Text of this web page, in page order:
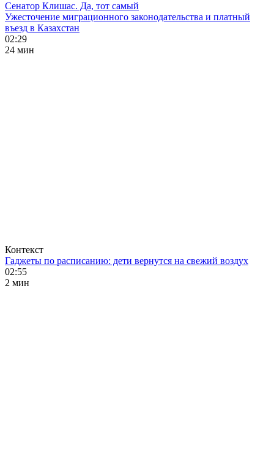
Сенатор Клишас. Да, тот самый
Ужесточение миграционного законодательства и платный
въезд в Казахстан
02:29
24 мин
Контекст
Гаджеты по расписанию: дети вернутся на свежий воздух
02:55
2 мин